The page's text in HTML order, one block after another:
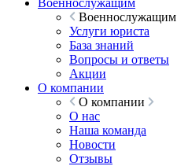
Военнослужащим
Военнослужащим
Услуги юриста
База знаний
Вопросы и ответы
Акции
О компании
О компании
О нас
Наша команда
Новости
Отзывы